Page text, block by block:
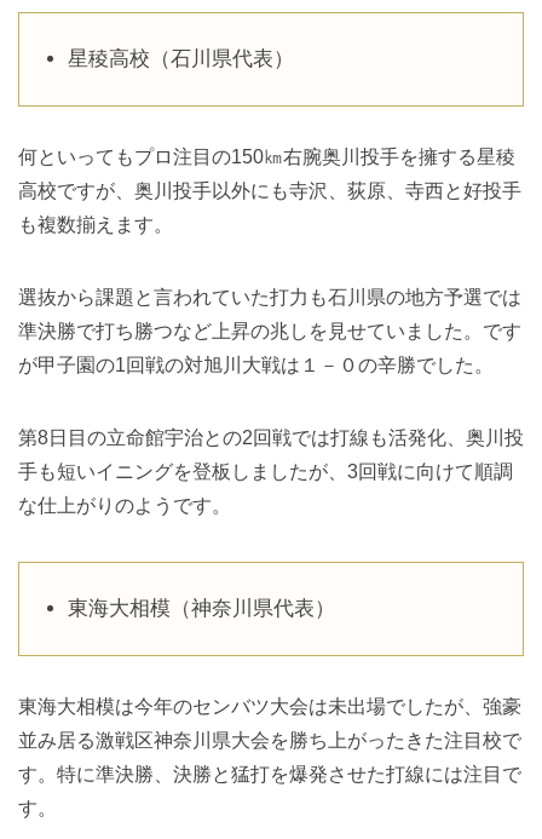
星稜高校（石川県代表）
何といってもプロ注目の150㎞右腕奥川投手を擁する星稜
高校ですが、奥川投手以外にも寺沢、荻原、寺西と好投手
も複数揃えます。
選抜から課題と言われていた打力も石川県の地方予選では
準決勝で打ち勝つなど上昇の兆しを見せていました。です
が甲子園の1回戦の対旭川大戦は１－０の辛勝でした。
第8日目の立命館宇治との2回戦では打線も活発化、奥川投
手も短いイニングを登板しましたが、3回戦に向けて順調
な仕上がりのようです。
東海大相模（神奈川県代表）
東海大相模は今年のセンバツ大会は未出場でしたが、強豪
並み居る激戦区神奈川県大会を勝ち上がったきた注目校で
す。特に準決勝、決勝と猛打を爆発させた打線には注目で
す。